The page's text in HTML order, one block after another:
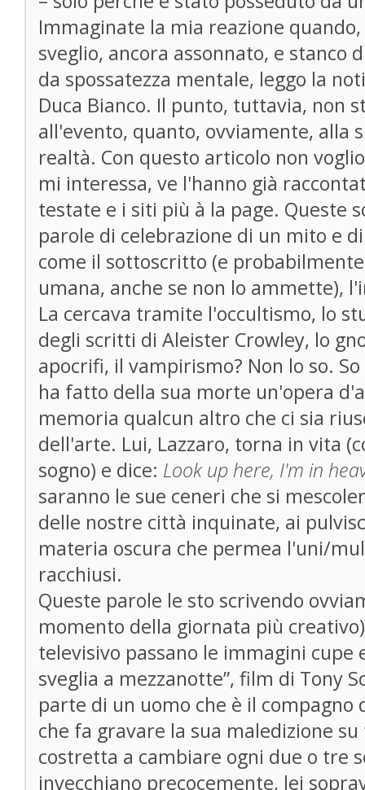
Immaginate la mia reazione
sveglio, ancora assonnato, e stanco
da spossatezza mentale, leggo la
Duca Bianco. Il punto, tuttavia, non
all'evento, quanto, ovviamente, alla
realtà. Con questo articolo non
mi interessa, ve l'hanno già
testate e i siti più à la page. Queste
parole di celebrazione di un mito e
come il sottoscritto (e
umana, anche se non lo ammette),
La cercava tramite l'occultismo, lo
degli scritti di Aleister Crowley, lo
apocrifi, il vampirismo? Non lo so.
ha fatto della sua morte un'opera
memoria qualcun altro che ci sia
dell'arte. Lui, Lazzaro, torna in vita
sogno) e dice: Look up here, I'm in
saranno le sue ceneri che si
delle nostre città inquinate, ai
materia oscura che permea l'uni/
racchiusi.
Queste parole le sto scrivendo
momento della giornata più
televisivo passano le immagini cupe
sveglia a mezzanotte”, film di Tony
parte di un uomo che è il
che fa gravare la sua maledizione
costretta a cambiare ogni due o tre
invecchiano precocemente, lei